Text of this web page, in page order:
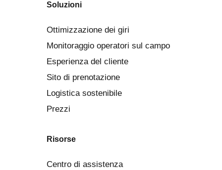
Soluzioni
Ottimizzazione dei giri
Monitoraggio operatori sul campo
Esperienza del cliente
Sito di prenotazione
Logistica sostenibile
Prezzi
Risorse
Centro di assistenza